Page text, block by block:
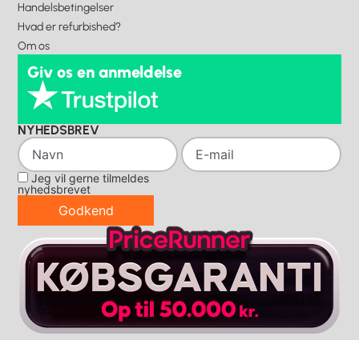
Handelsbetingelser
Hvad er refurbished?
Om os
Giv os en anmeldelse
NYHEDSBREV
Jeg vil gerne tilmeldes
nyhedsbrevet
Godkend